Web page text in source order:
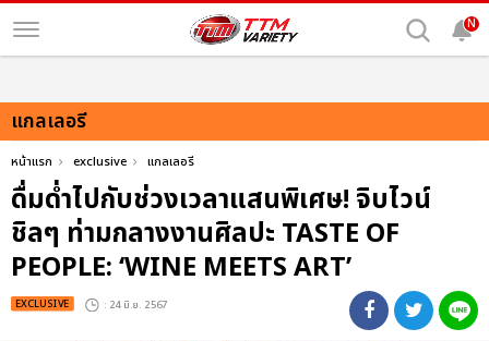
N
แกลเลอรี
หน้าแรก exclusive แกลเลอรี
ดื่มด่ำไปกับช่วงเวลาแสนพิเศษ! จิบไวน์
ชิลๆ ท่ามกลางงานศิลปะ TASTE OF
PEOPLE: ‘WINE MEETS ART’
EXCLUSIVE : 24 มิ.ย. 2567